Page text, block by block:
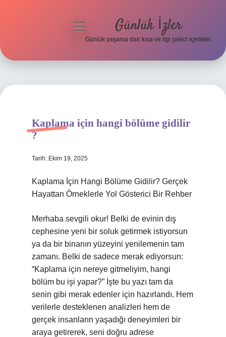
Hakkımızda
menüyü
Günlük İzler
Günlük yaşama dair kısa ve ilgi çekici içerikler.
Kaplama için hangi bölüme gidilir
?
Tarih: Ekim 19, 2025
Kaplama İçin Hangi Bölüme Gidilir? Gerçek
Hayattan Örneklerle Yol Gösterici Bir Rehber
Merhaba sevgili okur! Belki de evinin dış
cephesine yeni bir soluk getirmek istiyorsun
ya da bir binanın yüzeyini yenilemenin tam
zamanı. Belki de sadece merak ediyorsun:
“Kaplama için nereye gitmeliyim, hangi
bölüm bu işi yapar?” İşte bu yazı tam da
senin gibi merak edenler için hazırlandı. Hem
verilerle desteklenen analizleri hem de
gerçek insanların yaşadığı deneyimleri bir
araya getirerek, seni doğru adrese